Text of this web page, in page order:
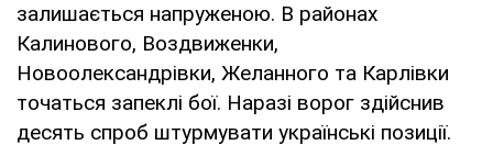
залишається напруженою. В районах
Калинового, Воздвиженки,
Новоолександрівки, Желанного та Карлівки
точаться запеклі бої. Наразі ворог здійснив
десять спроб штурмувати українські позиції.